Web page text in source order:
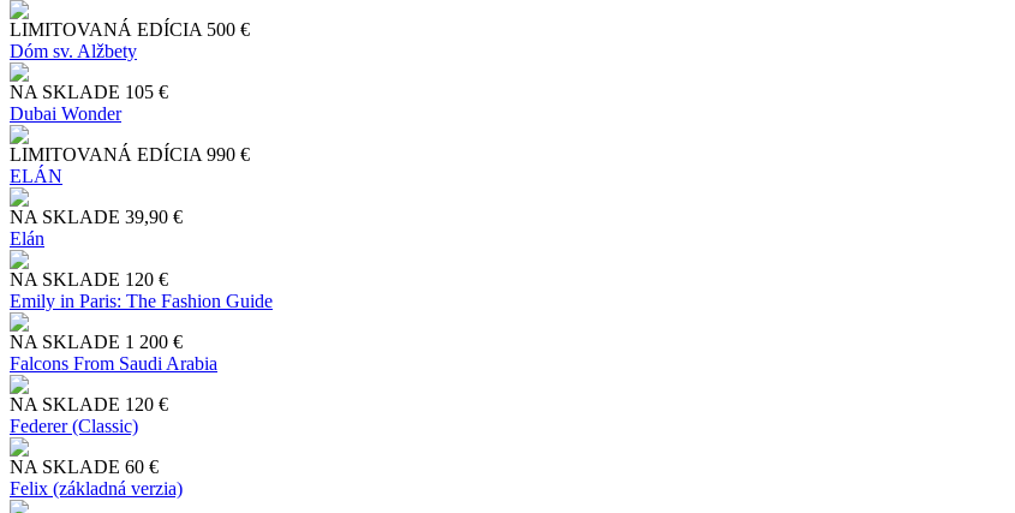
LIMITOVANÁ EDÍCIA 500 €
Dóm sv. Alžbety
NA SKLADE 105 €
Dubai Wonder
LIMITOVANÁ EDÍCIA 990 €
ELÁN
NA SKLADE 39,90 €
Elán
NA SKLADE 120 €
Emily in Paris: The Fashion Guide
NA SKLADE 1 200 €
Falcons From Saudi Arabia
NA SKLADE 120 €
Federer (Classic)
NA SKLADE 60 €
Felix (základná verzia)